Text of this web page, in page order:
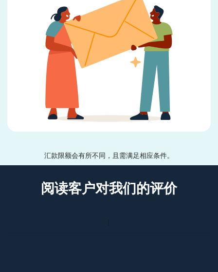
汇款限额会有所不同，且需满足相应条件。
阅读客户对我们的评价